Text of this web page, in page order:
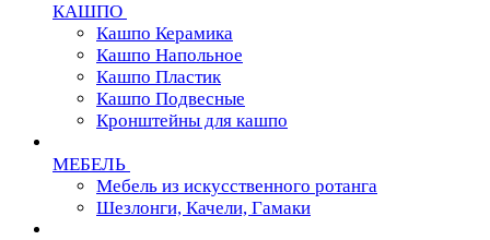
КАШПО
Кашпо Керамика
Кашпо Напольное
Кашпо Пластик
Кашпо Подвесные
Кронштейны для кашпо
МЕБЕЛЬ
Мебель из искусственного ротанга
Шезлонги, Качели, Гамаки